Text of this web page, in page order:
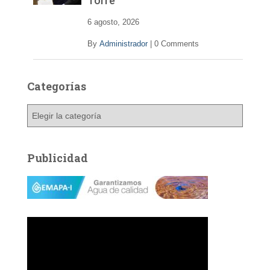
6 agosto, 2026
By Administrador 0 Comments
Categorías
g
o
a
Publicidad